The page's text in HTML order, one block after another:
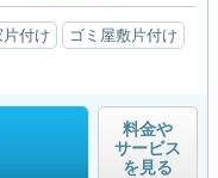
片付け
ゴミ屋敷片付け
料金や
サービス
を見る